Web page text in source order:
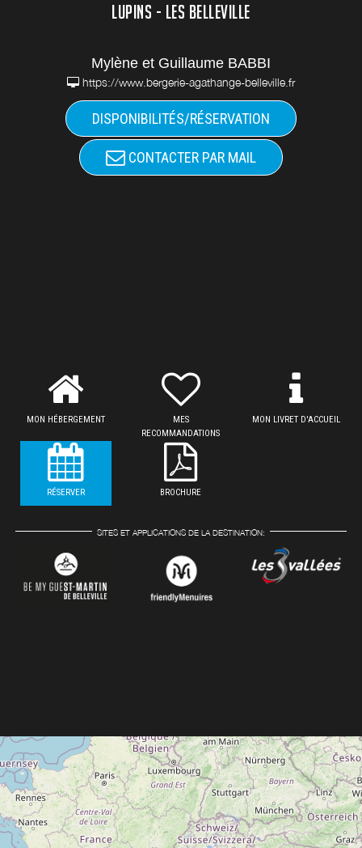
LUPINS - LES BELLEVILLE
Mylène et Guillaume BABBI
https://www.bergerie-agathange-belleville.fr
DISPONIBILITÉS/RÉSERVATION
CONTACTER PAR MAIL
MON HÉBERGEMENT
MES
RECOMMANDATIONS
MON LIVRET D'ACCUEIL
RÉSERVER BROCHURE
SITES ET APPLICATIONS DE LA DESTINATION: